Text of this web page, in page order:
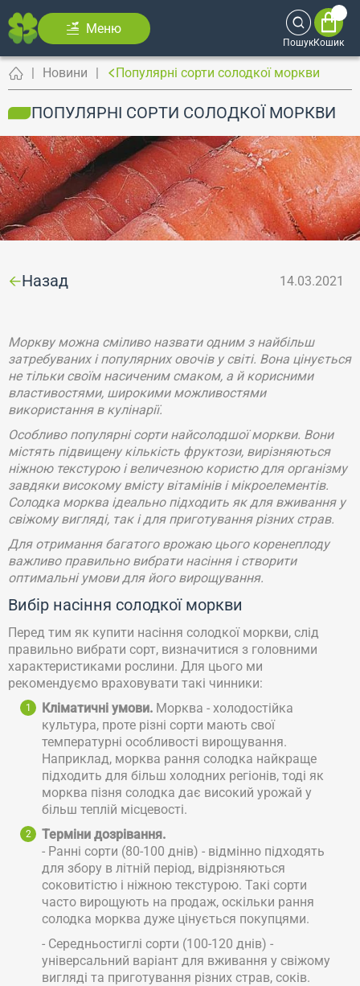
Меню
ПошукКошик
Новини Популярні сорти солодкої моркви
ПОПУЛЯРНІ СОРТИ СОЛОДКОЇ МОРКВИ
Назад 14.03.2021
Моркву можна сміливо назвати одним з найбільш
затребуваних і популярних овочів у світі. Вона цінується
не тільки своїм насиченим смаком, а й корисними
властивостями, широкими можливостями
використання в кулінарії.
Особливо популярні сорти найсолодшої моркви. Вони
містять підвищену кількість фруктози, вирізняються
ніжною текстурою і величезною користю для організму
завдяки високому вмісту вітамінів і мікроелементів.
Солодка морква ідеально підходить як для вживання у
свіжому вигляді, так і для приготування різних страв.
Для отримання багатого врожаю цього коренеплоду
важливо правильно вибрати насіння і створити
оптимальні умови для його вирощування.
Вибір насіння солодкої моркви
Перед тим як купити насіння солодкої моркви, слід
правильно вибрати сорт, визначитися з головними
характеристиками рослини. Для цього ми
рекомендуємо враховувати такі чинники:
Кліматичні умови. Морква - холодостійка
культура, проте різні сорти мають свої
температурні особливості вирощування.
Наприклад, морква рання солодка найкраще
підходить для більш холодних регіонів, тоді як
морква пізня солодка дає високий урожай у
більш теплій місцевості.
Терміни дозрівання.
- Ранні сорти (80-100 днів) - відмінно підходять
для збору в літній період, відрізняються
соковитістю і ніжною текстурою. Такі сорти
часто вирощують на продаж, оскільки рання
солодка морква дуже цінується покупцями.
- Середньостиглі сорти (100-120 днів) -
універсальний варіант для вживання у свіжому
вигляді та приготування різних страв, соків.